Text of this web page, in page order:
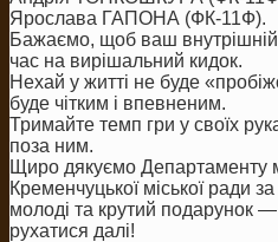
Ярослава ГАПОНА (ФК-11Ф).
Бажаємо, щоб ваш
час на вирішальний кидок.
Нехай у житті не буде
буде чітким і впевненим.
Тримайте темп гри у своїх
поза ним.
Щиро дякуємо Департаменту
Кременчуцької міської ради
молоді та крутий подарунок
рухатися далі!